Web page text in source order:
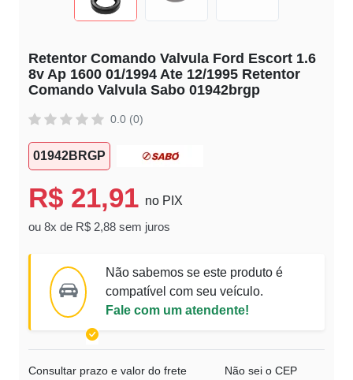
Retentor Comando Valvula Ford Escort 1.6
8v Ap 1600 01/1994 Ate 12/1995 Retentor
Comando Valvula Sabo 01942brgp
0.0 (0)
01942BRGP
R$ 21,91 no PIX
ou 8x de R$ 2,88 sem juros
Não sabemos se este produto é
compatível com seu veículo.
Fale com um atendente!
Consultar prazo e valor do frete Não sei o CEP